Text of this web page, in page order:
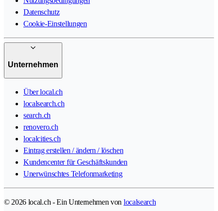
Datenschutz
Cookie-Einstellungen
Unternehmen
Über local.ch
localsearch.ch
search.ch
renovero.ch
localcities.ch
Eintrag erstellen / ändern / löschen
Kundencenter für Geschäftskunden
Unerwünschtes Telefonmarketing
© 2026 local.ch - Ein Unternehmen von localsearch